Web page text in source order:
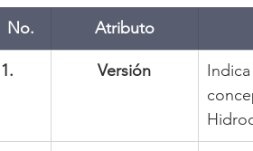
No. Atributo
1. Versión